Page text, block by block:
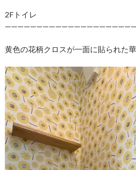
2Fトイレ
黄色の花柄クロスが一面に貼られた